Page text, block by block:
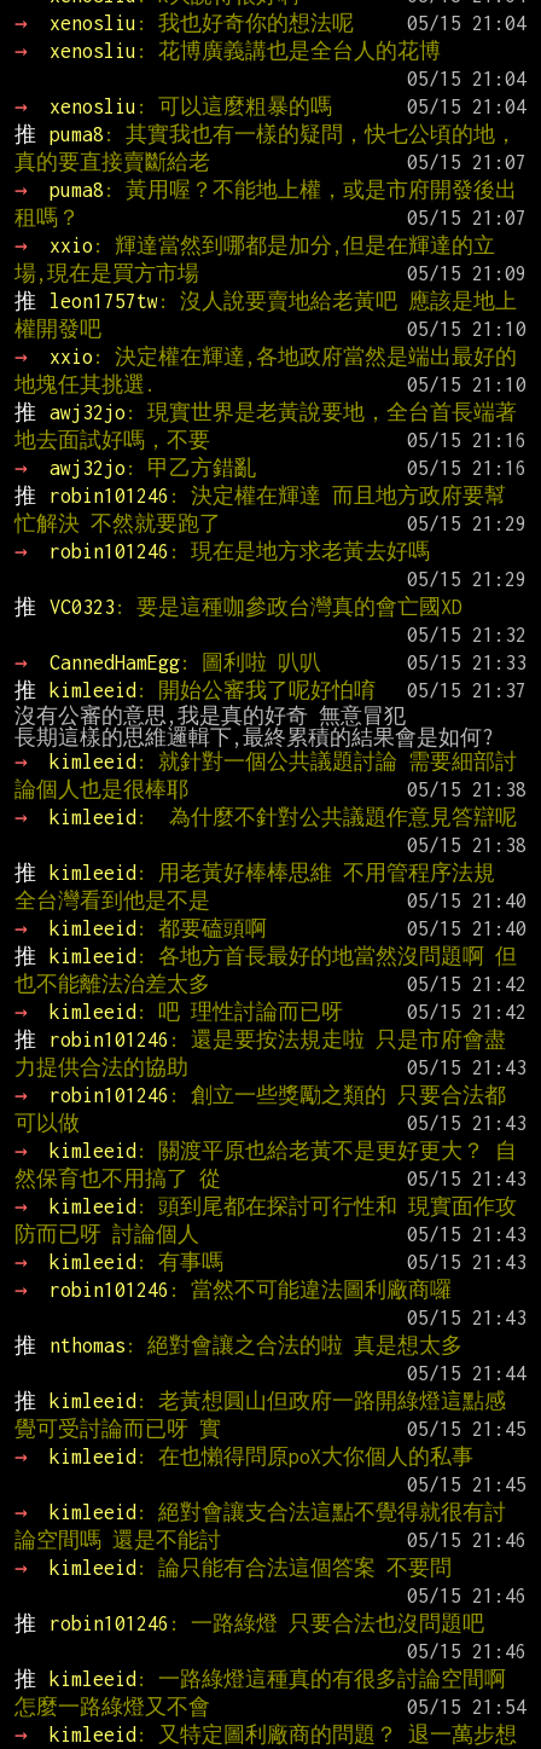
→
xenosliu : 我也好奇你的想法呢
→
xenosliu : 花博廣義講也是全台人的花博
→
xenosliu : 可以這麼粗暴的嗎
推
puma8 : 其實我也有一樣的疑問，快七公頃的地，
真的要直接賣斷給老
→
puma8 : 黃用喔？不能地上權，或是市府開發後出
租嗎？
→
xxio : 輝達當然到哪都是加分,但是在輝達的立
場,現在是買方市場
推
leon1757tw: 沒人說要賣地給老黃吧 應該是地上
權開發吧
→
xxio : 決定權在輝達,各地政府當然是端出最好的
地塊任其挑選.
推
awj32jo : 現實世界是老黃說要地，全台首長端著
地去面試好嗎，不要
→
awj32jo : 甲乙方錯亂
推
robin101246 : 決定權在輝達 而且地方政府要幫
忙解決 不然就要跑了
→
robin101246 : 現在是地方求老黃去好嗎
推
VC0323 : 要是這種咖參政台灣真的會亡國XD
→
CannedHamEgg: 圖利啦 叭叭
推
kimleeid : 開始公審我了呢好怕唷
沒有公審的意思,我是真的好奇 無意冒犯
→
kimleeid : 就針對一個公共議題討論 需要細部討
論個人也是很棒耶
→
kimleeid :  為什麼不針對公共議題作意見答辯呢
推
kimleeid : 用老黃好棒棒思維 不用管程序法規
全台灣看到他是不是
→
kimleeid : 都要磕頭啊
推
kimleeid : 各地方首長最好的地當然沒問題啊 但
也不能離法治差太多
→
kimleeid : 吧 理性討論而已呀
推
robin101246 : 還是要按法規走啦 只是市府會盡
力提供合法的協助
→
robin101246 : 創立一些獎勵之類的 只要合法都
可以做
→
kimleeid : 關渡平原也給老黃不是更好更大？ 自
然保育也不用搞了 從
→
kimleeid : 頭到尾都在探討可行性和 現實面作攻
防而已呀 討論個人
→
kimleeid : 有事嗎
→
robin101246 : 當然不可能違法圖利廠商囉
推
nthomas : 絕對會讓之合法的啦 真是想太多
推
kimleeid : 老黃想圓山但政府一路開綠燈這點感
覺可受討論而已呀 實
→
kimleeid : 在也懶得問原poX大你個人的私事
→
kimleeid : 絕對會讓支合法這點不覺得就很有討
論空間嗎 還是不能討
→
kimleeid : 論只能有合法這個答案 不要問
推
robin101246 : 一路綠燈 只要合法也沒問題吧
推
kimleeid : 一路綠燈這種真的有很多討論空間啊
怎麼一路綠燈又不會
→
kimleeid : 又特定圖利廠商的問題？ 退一萬步想